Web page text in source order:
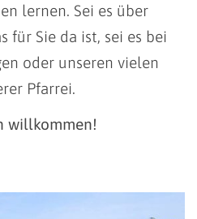
lernen. Sei es über
für Sie da ist, sei es bei
oder unseren vielen
Pfarrei.
willkommen!